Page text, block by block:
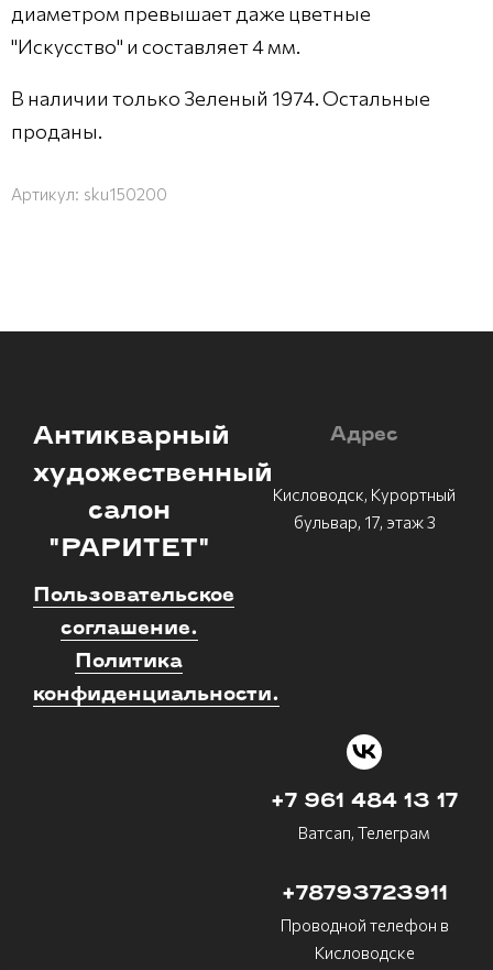
диаметром превышает даже цветные
"Искусство" и составляет 4 мм.
В наличии только Зеленый 1974. Остальные
проданы.
Артикул: sku150200
Антикварный
художественный
салон
"РАРИТЕТ"
Пользовательское
соглашение.
Политика
конфиденциальности.
Адрес
Кисловодск, Курортный
бульвар, 17, этаж 3
+7 961 484 13 17
Ватсап, Телеграм
+78793723911
Проводной телефон в
Кисловодске